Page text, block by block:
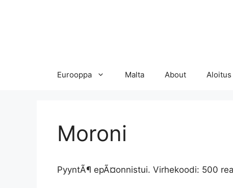
Eurooppa Malta About Aloitus
Moroni
PyyntÃ¶ epÃ¤onnistui. Virhekoodi: 500